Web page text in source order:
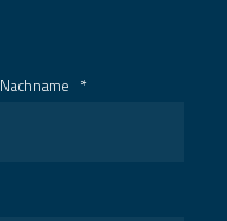
Nachname *